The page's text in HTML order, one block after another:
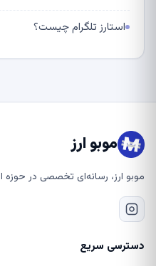
استارز تلگرام چیست؟
موبو ارز
موبو ارز، رسانه‌ای تخصصی در حوزه
دسترسی سریع